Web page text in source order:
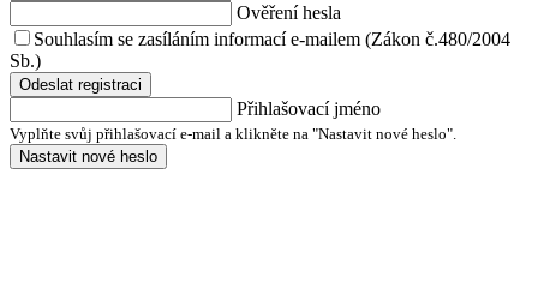
Ověření hesla
Souhlasím se zasíláním informací e-mailem (Zákon č.480/2004
Sb.)
Odeslat registraci
Přihlašovací jméno
Vyplňte svůj přihlašovací e-mail a klikněte na "Nastavit nové heslo".
Nastavit nové heslo